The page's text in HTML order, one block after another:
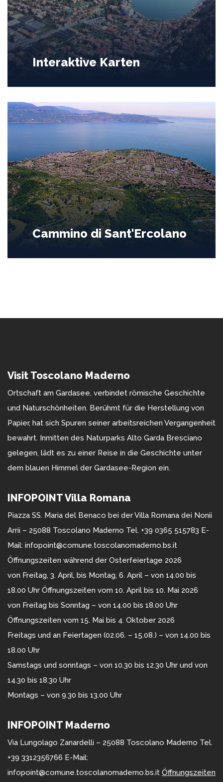
Interaktive Karten
Cammino di Sant'Ercolano
Visit Toscolano Maderno
Ortschaft am Gardasee, verbindet römische Geschichte
und Naturschönheiten. Berühmt für die Herstellung von
Papier, hat sich Spuren seiner arbeitsreichen Vergangenheit
bewahrt. Inmitten des Naturparks Alto Garda Bresciano
gelegen, lädt es zu einer Reise in die Geschichte unter
dem blauen Himmel der Gardasee-Region ein.
INFOPOINT Villa Romana
Piazza SS. Maria del Benaco bei der Villa Romana dei Nonii
Arrii – 25088 Toscolano Maderno Tel. +39 0365 515783 E-
Mail: infopoint@comune.toscolanomaderno.bs.it
Öffnungszeiten während der Osterfeiertage 2026
von Freitag, 3. April, bis Montag, 6. April – von 14.00 bis
18.00 Uhr Öffnungszeiten vom 10. April bis 10. Mai 2026
von Freitag bis Sonntag – von 14.00 bis 18.00 Uhr
Öffnungszeiten vom 15. Mai bis 4. Oktober 2026
Freitags und an Feiertagen (02.06. – 15.08.) – von 14.00 bis
18.00 Uhr
Samstags und sonntags – von 10.30 bis 12.30 Uhr und von
14.30 bis 18.30 Uhr
Montags – von 9.30 bis 13.00 Uhr
INFOPOINT Maderno
Via Lungolago Zanardelli – 25088 Toscolano Maderno Tel.
+39 3312356766 E-Mail:
infopoint@comune.toscolanomaderno.bs.it Öffnungszeiten